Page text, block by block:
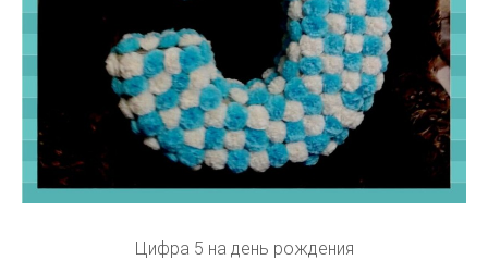
Цифра 5 на день рождения